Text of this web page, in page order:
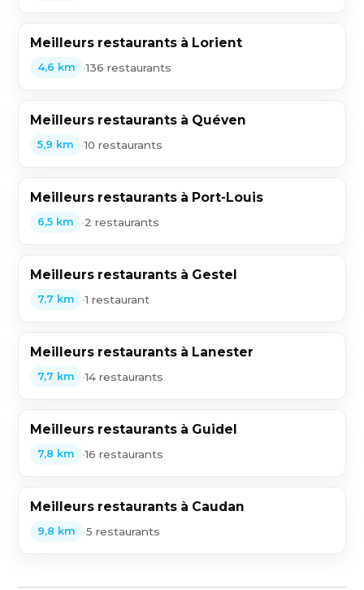
Meilleurs restaurants à Lorient
4,6 km •136 restaurants
Meilleurs restaurants à Quéven
5,9 km •10 restaurants
Meilleurs restaurants à Port-Louis
6,5 km •2 restaurants
Meilleurs restaurants à Gestel
7,7 km •1 restaurant
Meilleurs restaurants à Lanester
7,7 km •14 restaurants
Meilleurs restaurants à Guidel
7,8 km •16 restaurants
Meilleurs restaurants à Caudan
9,8 km •5 restaurants